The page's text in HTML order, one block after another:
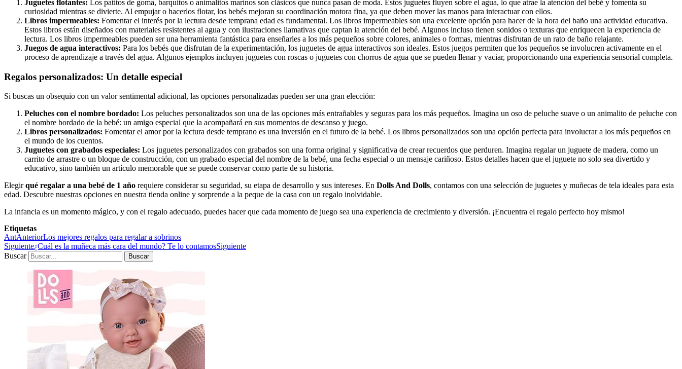
Juguetes flotantes: Los patitos de goma, barquitos o animalitos marinos son clásicos que nunca pasan de moda. Estos juguetes fluyen sobre el agua, lo que atrae la atención del bebé y fomenta su
curiosidad mientras se divierte. Al empujar o hacerlos flotar, los bebés mejoran su coordinación motora fina, ya que deben mover las manos para interactuar con ellos.
Libros impermeables: Fomentar el interés por la lectura desde temprana edad es fundamental. Los libros impermeables son una excelente opción para hacer de la hora del baño una actividad educativa.
Estos libros están diseñados con materiales resistentes al agua y con ilustraciones llamativas que captan la atención del bebé. Algunos incluso tienen sonidos o texturas que enriquecen la experiencia de
lectura. Los libros impermeables pueden ser una herramienta fantástica para enseñarles a los más pequeños sobre colores, animales o formas, mientras disfrutan de un rato de baño relajante.
Juegos de agua interactivos: Para los bebés que disfrutan de la experimentación, los juguetes de agua interactivos son ideales. Estos juegos permiten que los pequeños se involucren activamente en el
proceso de aprendizaje a través del agua. Algunos ejemplos incluyen juguetes con roscas o juguetes con chorros de agua que se pueden llenar y vaciar, proporcionando una experiencia sensorial completa.
Regalos personalizados: Un detalle especial
Si buscas un obsequio con un valor sentimental adicional, las opciones personalizadas pueden ser una gran elección:
Peluches con el nombre bordado: Los peluches personalizados son una de las opciones más entrañables y seguras para los más pequeños. Imagina un oso de peluche suave o un animalito de peluche con
el nombre bordado de la bebé: un amigo especial que la acompañará en sus momentos de descanso y juego.
Libros personalizados: Fomentar el amor por la lectura desde temprano es una inversión en el futuro de la bebé. Los libros personalizados son una opción perfecta para involucrar a los más pequeños en
el mundo de los cuentos.
Juguetes con grabados especiales: Los juguetes personalizados con grabados son una forma original y significativa de crear recuerdos que perduren. Imagina regalar un juguete de madera, como un
carrito de arrastre o un bloque de construcción, con un grabado especial del nombre de la bebé, una fecha especial o un mensaje cariñoso. Estos detalles hacen que el juguete no solo sea divertido y
educativo, sino también un artículo memorable que se puede conservar como parte de su historia.
Elegirqué regalar a una bebé de 1 año requiere considerar su seguridad, su etapa de desarrollo y sus intereses. En Dolls And Dolls, contamos con una selección de juguetes y muñecas de tela ideales para esta
edad. Descubre nuestras opciones en nuestra tienda online y sorprende a la peque de la casa con un regalo inolvidable.
La infancia es un momento mágico, y con el regalo adecuado, puedes hacer que cada momento de juego sea una experiencia de crecimiento y diversión. ¡Encuentra el regalo perfecto hoy mismo!
Etiquetas
AntAnteriorLos mejores regalos para regalar a sobrinos
Siguiente¿Cuál es la muñeca más cara del mundo? Te lo contamosSiguiente
Buscar
Buscar